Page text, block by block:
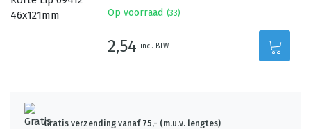
Op voorraad (33)
2,54 incl. BTW
Gratis verzending vanaf 75,- (m.u.v. lengtes)